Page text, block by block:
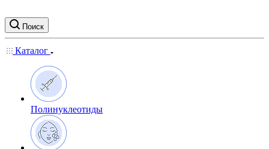
Поиск
Каталог
Полинуклеотиды